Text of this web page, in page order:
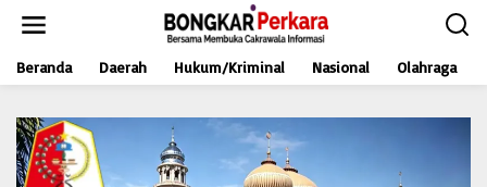
t
Beranda Daerah Hukum/Kriminal Nasional Olahraga